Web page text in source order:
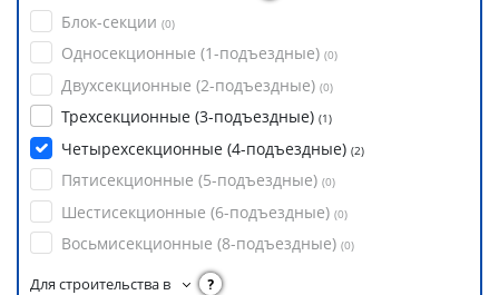
Блок-секции (0)
Односекционные (1-подъездные) (0)
Двухсекционные (2-подъездные) (0)
Трехсекционные (3-подъездные) (1)
Четырехсекционные (4-подъездные) (2)
Пятисекционные (5-подъездные) (0)
Шестисекционные (6-подъездные) (0)
Восьмисекционные (8-подъездные) (0)
Для строительства в ?